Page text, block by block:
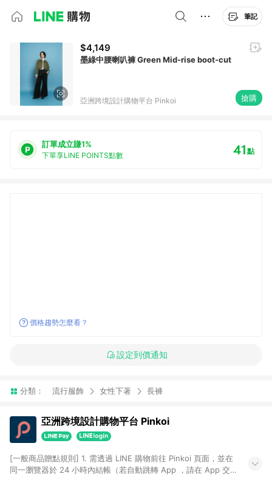
筆記
$4,149
墨綠中腰喇叭褲 Green Mid-rise boot-cut
亞洲跨境設計購物平台 Pinkoi 搶購
訂單成立賺1%
下單享LINE POINTS點數 41點
價格趨勢怎麼看？
設定到價通知
分類： 流行服飾 女性下著 長褲
亞洲跨境設計購物平台 Pinkoi
[一般商品贈點規則] 1. 需透過 LINE 購物前往 Pinkoi 頁面，並在
同一瀏覽器於 24 小時內結帳（若自動跳轉 App ，請在 App 交